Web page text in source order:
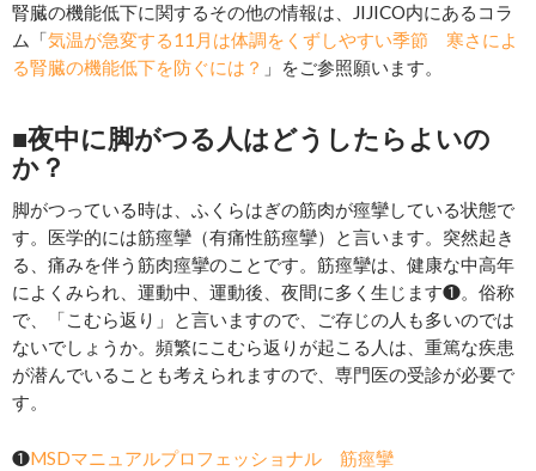
腎臓の機能低下に関するその他の情報は、JIJICO内にあるコラ
ム「気温が急変する11月は体調をくずしやすい季節 寒さによ
る腎臓の機能低下を防ぐには？ 」をご参照願います。
■夜中に脚がつる人はどうしたらよいの
か？
脚がつっている時は、ふくらはぎの筋肉が痙攣している状態で
す。医学的には筋痙攣（有痛性筋痙攣）と言います。突然起き
る、痛みを伴う筋肉痙攣のことです。筋痙攣は、健康な中高年
によくみられ、運動中、運動後、夜間に多く生じます❶。俗称
で、「こむら返り」と言いますので、ご存じの人も多いのでは
ないでしょうか。頻繁にこむら返りが起こる人は、重篤な疾患
が潜んでいることも考えられますので、専門医の受診が必要で
す。
❶MSDマニュアルプロフェッショナル 筋痙攣